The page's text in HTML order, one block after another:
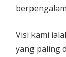
Visi kami
yang paling